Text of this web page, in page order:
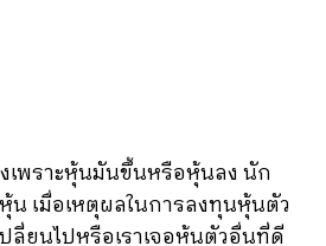
เพราะหุ้นมันขึ้นหรือหุ้นลง นัก
เมื่อเหตุผลในการลงทุนหุ้นตัว
ลี่ยนไปหรือเราเจอหุ้นตัวอื่นที่ดี